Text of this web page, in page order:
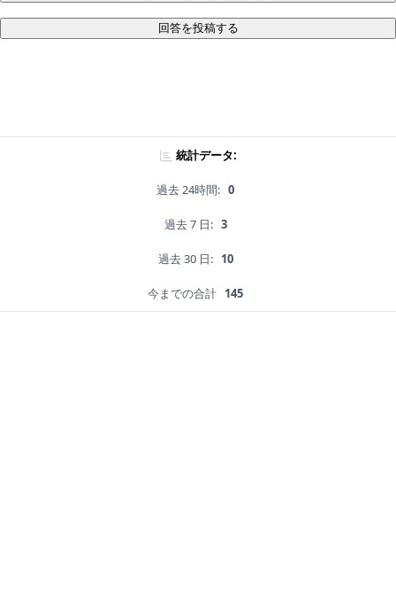
回答を投稿する
統計データ:
過去 24時間: 0
過去 7 日: 3
過去 30 日: 10
今までの合計 145